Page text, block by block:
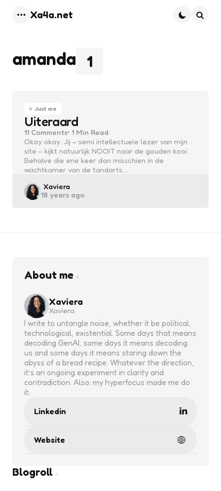
Xa4a.net
1
amanda
Just me
Uiteraard
11 Comments 1 Min Read
Okay okay. Jij – semi intellectuele lezer van mijn
site – kijkt natuurlijk NOOIT naar de gouden kooi.
Behalve die ene keer dan misschien in de
wachtkamer van de tandarts.…
Posted
by
Xaviera
18 years ago
About me
Xaviera
Xaviera
I write to untangle noise, whether it be political,
technological, existential. Some days that means
decoding GenAI, some days it means decoding
us and some days it means staring down the
abyss of a bread recipe. Whatever the direction,
it’s an ongoing experiment in clarity and
contradiction. Also: my hyperfocus made me do
it.
Linkedin
Website
Blogroll